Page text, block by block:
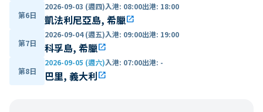
第6日
2026-09-03 (週四)入港: 08:00出港: 18:00
凱法利尼亞島, 希臘open_in_new
第7日
2026-09-04 (週五)入港: 09:00出港: 19:00
科孚島, 希臘open_in_new
第8日
2026-09-05 (週六)入港: 07:00出港: -
巴里, 義大利open_in_new